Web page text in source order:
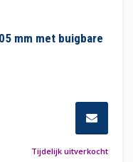
mm met buigbare
Tijdelijk uitverkocht